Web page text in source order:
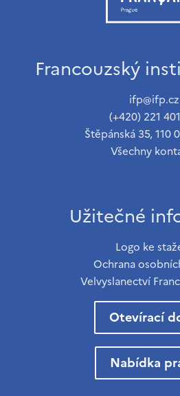
Francouzský
ifp@ifp.cz
(+420) 221
Štěpánská 35, 110
Všechny
Užitečné
Logo ke
Ochrana
Velvyslanectví
Otevírací
Nabídka